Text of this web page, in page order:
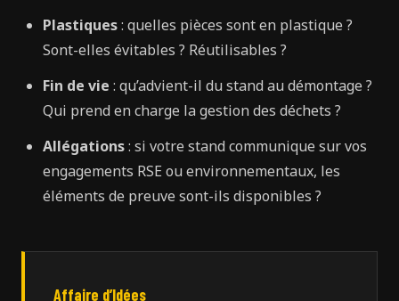
Plastiques: quelles pièces sont en plastique ?
Sont-elles évitables ? Réutilisables ?
Fin de vie : qu’advient-il du stand au démontage ?
Qui prend en charge la gestion des déchets ?
Allégations: si votre stand communique sur vos
engagements RSE ou environnementaux, les
éléments de preuve sont-ils disponibles ?
Affaire d’Idées